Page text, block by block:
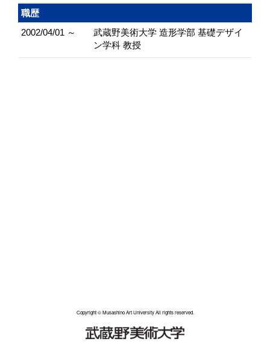
職歴
2002/04/01 ～
武蔵野美術大学 造形学部 基礎デザイ
ン学科 教授
Copyright © Musashino Art University All rights reserved.